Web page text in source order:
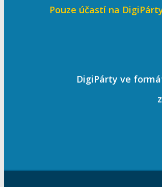
Pouze účastí na
DigiPárty ve